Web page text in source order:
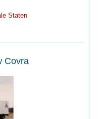
Staten
Covra